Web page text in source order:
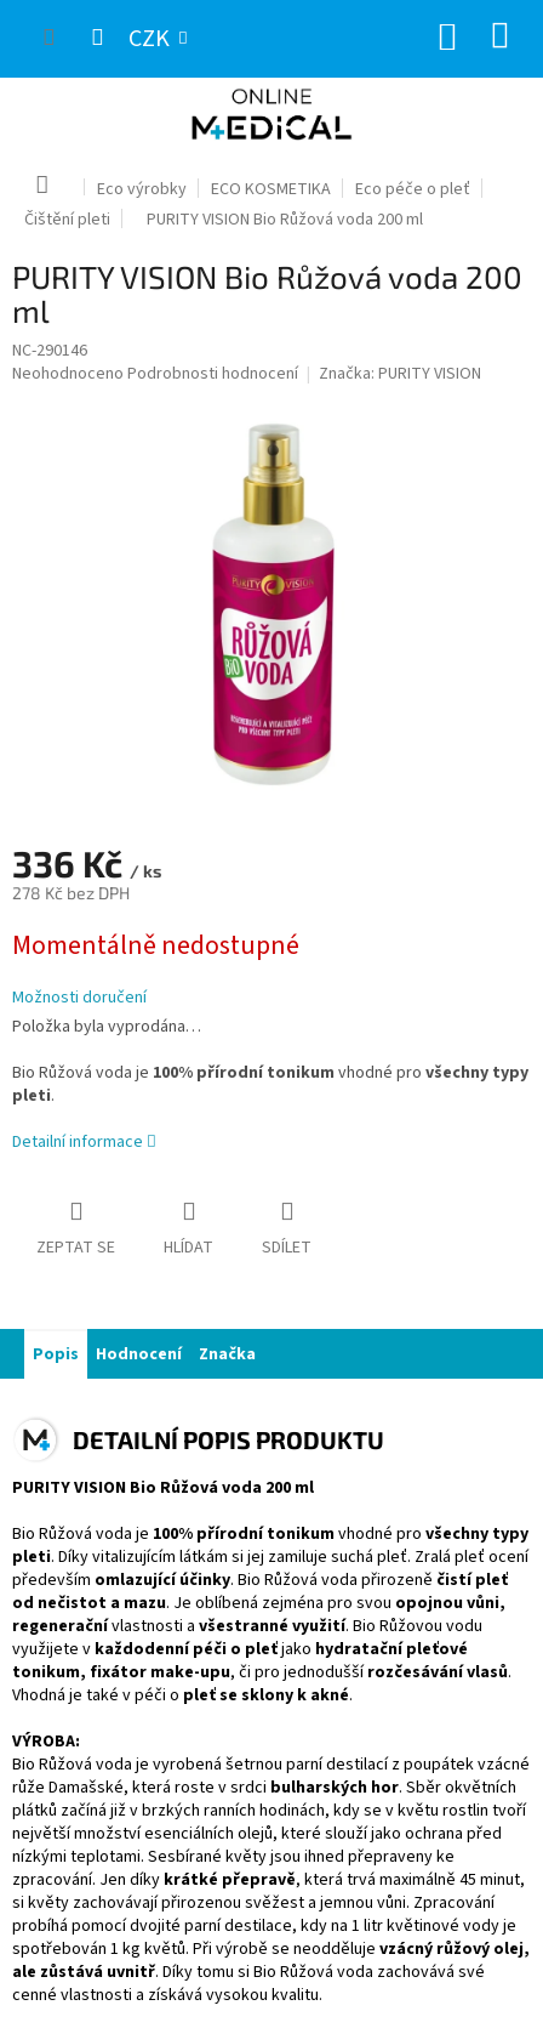
CZK
Domů Eco výrobky ECO KOSMETIKA
Eco péče o pleť
Čištění pleti
PURITY VISION Bio Růžová voda 200 ml
PURITY VISION Bio Růžová voda 200
ml
NC-290146
Průměrné
Neohodnoceno Podrobnosti hodnocení Značka: PURITY VISION
336 Kč / ks
278 Kč bez DPH
cena:
Momentálně nedostupné
Možnosti doručení
Položka byla vyprodána…
Bio Růžová voda je 100% přírodní tonikum vhodné pro všechny typy
pleti.
Detailní informace
ZEPTAT SE HLÍDAT SDÍLET
Popis Hodnocení Značka
DETAILNÍ POPIS PRODUKTU
PURITY VISION Bio Růžová voda 200 ml
Bio Růžová voda je 100% přírodní tonikumvhodné pro všechny typy
pleti. Díky vitalizujícím látkám si jej zamiluje suchá pleť. Zralá pleť ocení
především omlazující účinky. Bio Růžová voda přirozeně čistí pleť
od nečistot a mazu. Je oblíbená zejména pro svou opojnou vůni,
regeneračnívlastnosti a všestranné využití. Bio Růžovou vodu
využijete v každodenní péči o pleťjako hydratační pleťové
tonikum, fixátor make-upu, či pro jednoduššírozčesávání vlasů.
Vhodná je také v péči o pleť se sklony k akné.
VÝROBA:
Bio Růžová voda je vyrobená šetrnou parní destilací z poupátek vzácné
růže Damašské, která roste v srdci bulharských hor. Sběr okvětních
plátků začíná již v brzkých ranních hodinách, kdy se v květu rostlin tvoří
největší množství esenciálních olejů, které slouží jako ochrana před
nízkými teplotami. Sesbírané květy jsou ihned přepraveny ke
zpracování. Jen díky krátké přepravě, která trvá maximálně 45 minut,
si květy zachovávají přirozenou svěžest a jemnou vůni. Zpracování
probíhá pomocí dvojité parní destilace, kdy na 1 litr květinové vody je
spotřebován 1 kg květů. Při výrobě se neodděluje vzácný růžový olej,
ale zůstává uvnitř. Díky tomu si Bio Růžová voda zachovává své
cenné vlastnosti a získává vysokou kvalitu.